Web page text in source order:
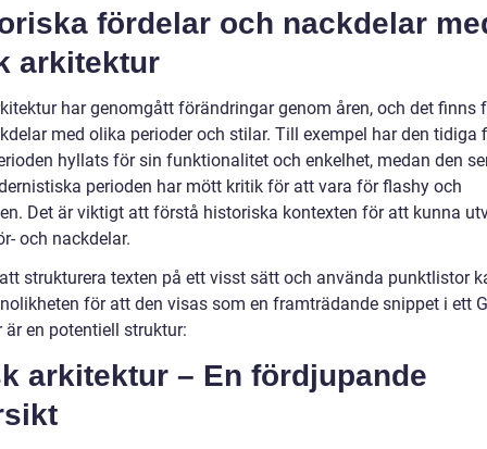
fördelar och nackdelar
arkitektur
har genomgått förändringar genom åren, och det finns
med olika perioder och stilar. Till exempel har den tidiga
hyllats för sin funktionalitet och enkelhet, medan den
perioden har mött kritik för att vara för flashy och
Det är viktigt att förstå historiska kontexten för att kunna
och nackdelar.
strukturera texten på ett visst sätt och använda punktlistor
för att den visas som en framträdande snippet i ett
är en potentiell struktur:
arkitektur – En fördjupande